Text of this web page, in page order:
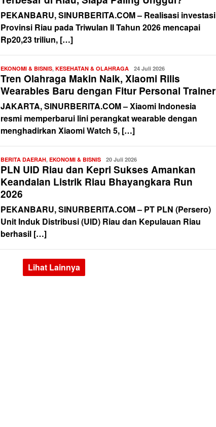
PEKANBARU, SINURBERITA.COM – Realisasi investasi
Provinsi Riau pada Triwulan II Tahun 2026 mencapai
Rp20,23 triliun, […]
EKONOMI & BISNIS, KESEHATAN & OLAHRAGA Redaksi
24 Juli 2026
Tren Olahraga Makin Naik, Xiaomi Rilis
Wearables Baru dengan Fitur Personal Trainer
JAKARTA, SINURBERITA.COM – Xiaomi Indonesia
resmi memperbarui lini perangkat wearable dengan
menghadirkan Xiaomi Watch 5, […]
BERITA DAERAH, EKONOMI & BISNIS Redaksi
20 Juli 2026
PLN UID Riau dan Kepri Sukses Amankan
Keandalan Listrik Riau Bhayangkara Run
2026
PEKANBARU, SINURBERITA.COM – PT PLN (Persero)
Unit Induk Distribusi (UID) Riau dan Kepulauan Riau
berhasil […]
Lihat Lainnya